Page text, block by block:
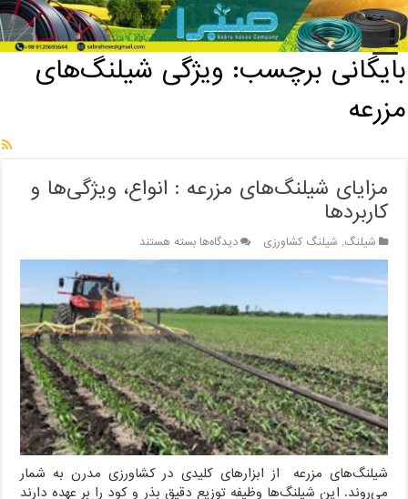
خانه / بایگانی برچسب: ویژگی شیلنگ‌های مزرعه
بایگانی برچسب: ویژگی شیلنگ‌های
مزرعه
مزایای شیلنگ‌های مزرعه : انواع، ویژگی‌ها و
کاربردها
شیلنگ, شیلنگ کشاورزی دیدگاه‌هابرای
مزایای
:
انواع،
ویژگی‌ها
و
کاربردها
بسته هستند
شیلنگ‌های مزرعه از ابزارهای کلیدی در کشاورزی مدرن به شمار
می‌روند. این شیلنگ‌ها وظیفه توزیع دقیق بذر و کود را بر عهده دارند